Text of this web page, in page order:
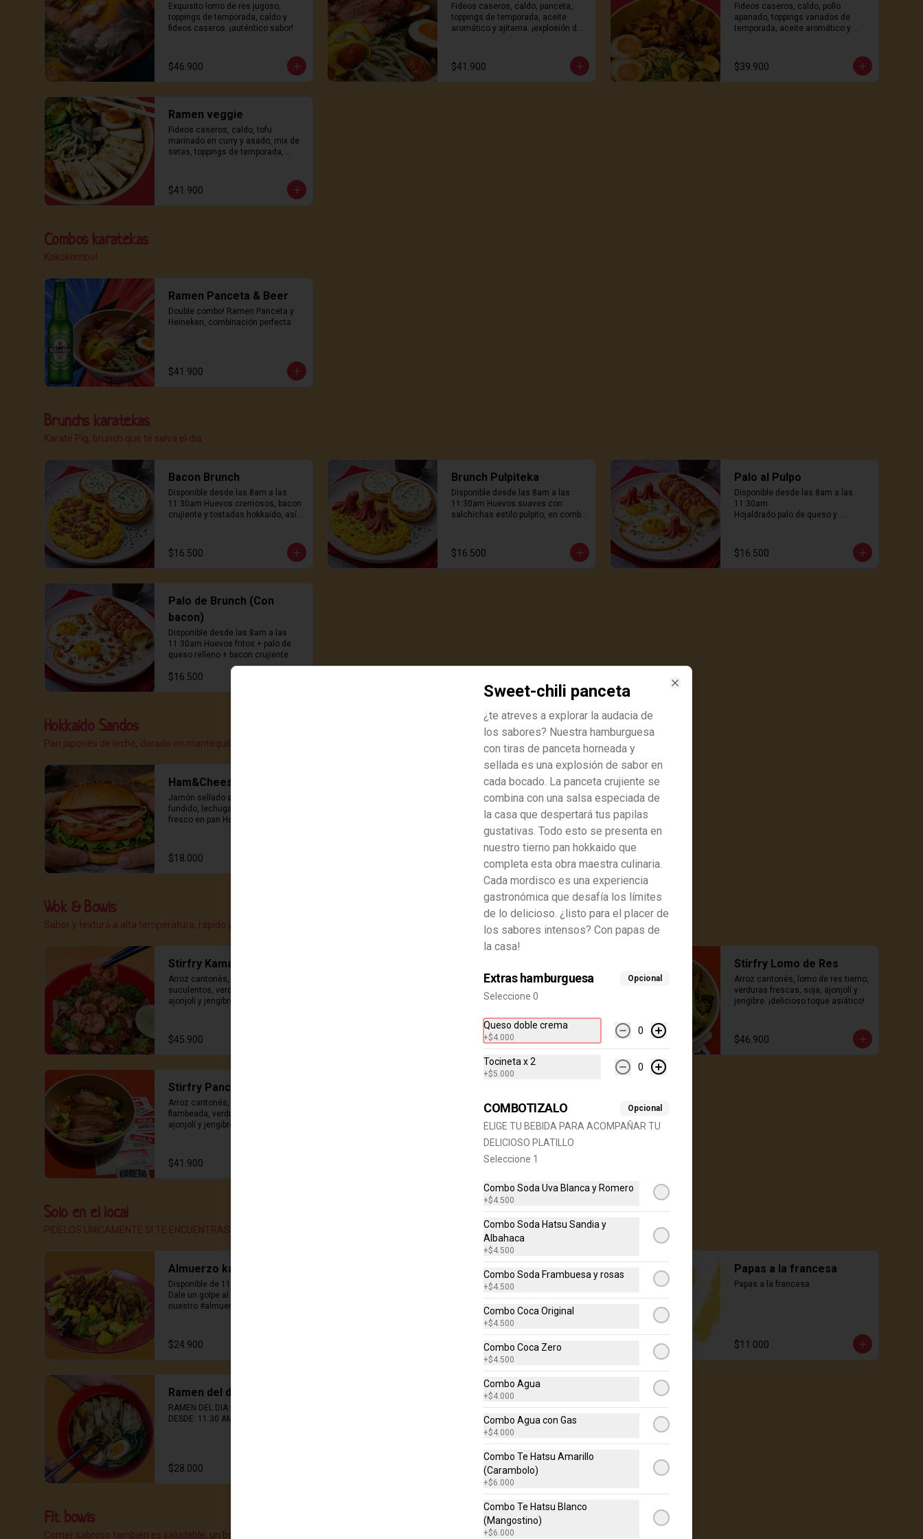
Exquisito lomo de res jugoso,
toppings de temporada, caldo y
fideos caseros. ¡auténtico sabor!
$46.900
Fideos caseros, caldo, panceta,
toppings de temporada, aceite
aromático y ajitama. ¡explosión de
$41.900
Fideos caseros, caldo, pollo
apanado, toppings variados de
temporada, aceite aromático y
$39.900
Ramen veggie
Fideos caseros, caldo, tofu
marinado en curry y asado, mix de
setas, toppings de temporada,
$41.900
Combos karatekas
Kokokombo!
Ramen Panceta & Beer
Double combo! Ramen Panceta y
Heineken, combinación perfecta
$41.900
Brunchs karatekas
Karate Pig, brunch que te salva el dia
Bacon Brunch
Disponible desde las 8am a las
11:30am Huevos cremosos, bacon
crujiente y tostadas hokkaido, así
$16.500
Brunch Pulpiteka
Disponible desde las 8am a las
11:30am Huevos suaves con
salchichas estilo pulpito, en combo
delicioso
$16.500
Palo al Pulpo
Disponible desde las 8am a las
11:30am
Hojaldrado palo de queso y
$16.500
Palo de Brunch (Con
bacon)
Disponible desde las 8am a las
11:30am Huevos fritos + palo de
queso relleno + bacon crujiente.
$16.500
Hokkaido Sandos
Pan japonés de leche, dorado en mantequilla, rellenos obscenamente buenos y cero vergüenza. Suaves por fuera. Salvajes por dentro.
Ham&Cheese
Jamón sellado a la plancha, queso
fundido, lechuga crujiente y tomate
fresco en pan Hokkaido (Clásico,
$18.000
Pork & Yolk
Pulled pork jugoso, queso fundido y
huevo frito de yema cremosa en
pan Hokkaido dorado (Una bomba
suave, salada y sexy)
Wok & Bowls
Sabor y textura a alta temperatura, rápido y delicioso
Stirfry Kamaron
Arroz cantonés, camarones
suculentos, verduras frescas, soja,
ajonjolí y jengibre. ¡irresistible!
$45.900
Arroz cantonés, pollo crujiente,
verduras, soja, ajonjolí y jengibre.
¡toque asiático delicioso!
$40.900
Stirfry Lomo de Res
Arroz cantonés, lomo de res tierno,
verduras frescas, soja, ajonjolí y
jengibre. ¡delicioso toque asiático!
$46.900
Stirfry Panceta
Arroz cantonés, panceta
flambeada, verduras frescas, soja,
ajonjolí y jengibre. ¡opción
$41.900
Arroz stir fry, tofu marinado y asado
en curry, setas, verduras frescas,
soja, ajonjolí y jengibre. ¡opción
$40.900
Solo en el local
PIDELOS UNICAMENTE SI TE ENCUENTRAS EN EL LOCAL.
Almuerzo karateka
Disponible de 11:30 am a 4:00 pm,
Dale un golpe al hambre con
nuestro #almuerzokarateka!
$24.900
Combo ramen del dia
COMBO RAMEN DEL DIA CON
DISPONIBLE DE 11:30AM A 4:00PM
$32.900
Papas a la francesa
Papas a la francesa
$11.000
Ramen del dia
RAMEN DEL DIA DISPONIBLE
DESDE: 11:30 AM  A 4:00PM
$28.000
Fit bowls
Comer sabroso también es saludable; un bowl cargado de proteínas no de carbohidratos
Sweet-chili panceta
¿te atreves a explorar la audacia de
los sabores? Nuestra hamburguesa
con tiras de panceta horneada y
sellada es una explosión de sabor en
cada bocado. La panceta crujiente se
combina con una salsa especiada de
la casa que despertará tus papilas
gustativas. Todo esto se presenta en
nuestro tierno pan hokkaido que
completa esta obra maestra culinaria.
Cada mordisco es una experiencia
gastronómica que desafía los límites
de lo delicioso. ¿listo para el placer de
los sabores intensos? Con papas de
la casa!
Extras hamburguesa Opcional
Seleccione 0
Queso doble crema
+$4.000
0
Tocineta x 2
+$5.000
0
COMBOTIZALO Opcional
ELIGE TU BEBIDA PARA ACOMPAÑAR TU
DELICIOSO PLATILLO
Seleccione 1
Combo Soda Uva Blanca y Romero
+$4.500
Combo Soda Hatsu Sandia y
Albahaca
+$4.500
Combo Soda Frambuesa y rosas
+$4.500
Combo Coca Original
+$4.500
Combo Coca Zero
+$4.500
Combo Agua
+$4.000
Combo Agua con Gas
+$4.000
Combo Te Hatsu Amarillo
(Carambolo)
+$6.000
Combo Te Hatsu Blanco
(Mangostino)
+$6.000